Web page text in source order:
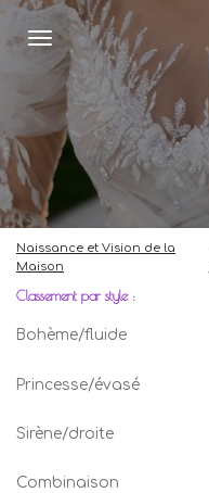
au
Naissance et Vision de la
Maison
Classement par style :
Bohème/fluide
Princesse/évasé
Sirène/droite
Combinaison